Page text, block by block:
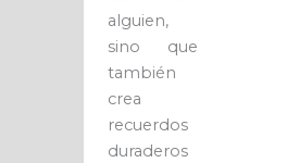
alguien,
sino que
también
crea
recuerdos
duraderos